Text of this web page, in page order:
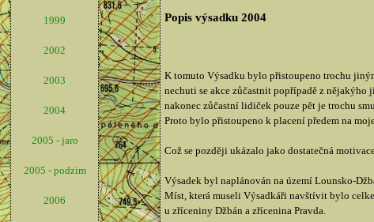
1999
2002
2003
2004
2005 - jaro
2005 - podzim
2006
Popis výsadku 2004
K tomuto Výsadku bylo přistoupeno trochu
nechuti se akce zůčastnit popřípadě z nějakýho
nakonec zůčastní lidiček pouze pět je trochu
Proto bylo přistoupeno k placení předem na
Což se později ukázalo jako dostatečná
Výsadek byl naplánován na území Lounsko-
Míst, která museli Výsadkáři navštívit bylo
u zříceniny Džbán a zřícenina Pravda.